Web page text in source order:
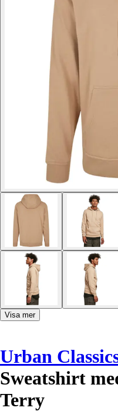
Visa mer
Urban
Sweatshirt
Terry